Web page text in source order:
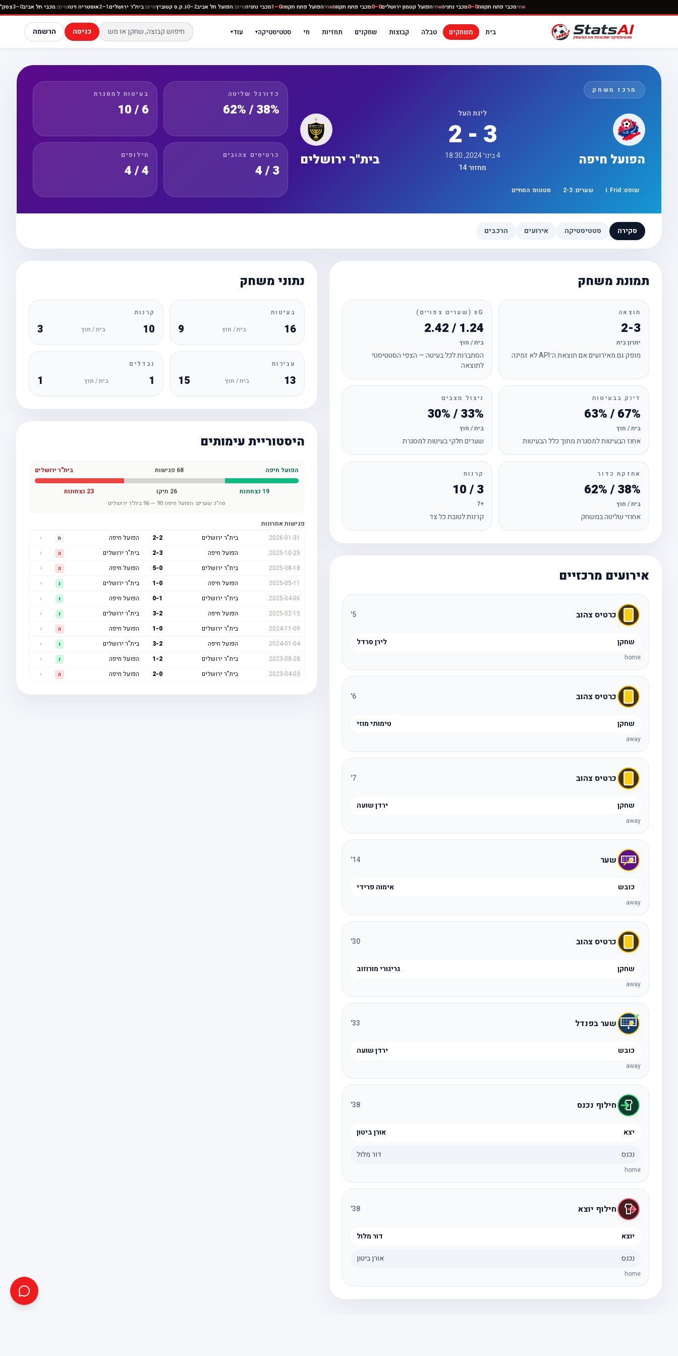
חימכבי פתח תקווה0–0 מכבי נתניה חיהפועל קטמון ירושלים0–0 מכבי פתח תקווה חיהפועל פתח תקווה0–1 מכבי נתניהסיום:הפועל תל אביב2–0 ג.ק.ס קטוביץסיום:בית"ר ירושלים1–2 אוסטריה וינהסיום:מכבי תל אביב
בית משחקים טבלה קבוצות שחקנים תחזיות חי סטטיסטיקה▾ עוד▾ כניסה הרשמה
מרכז משחק
הפועל חיפה
ליגת העל
2 - 3
4 בינו׳ 2024, 18:30
מחזור 14
בית"ר ירושלים
שופט: I. Frid שערים: 2-3 סטטוס: הסתיים
כדורגל שליטה
38% / 62%
בעיטות למסגרת
6 / 10
כרטיסים צהובים
3 / 4
חילופים
4 / 4
סקירה סטטיסטיקה אירועים הרכבים
תמונת משחק
תוצאה
2-3
יתרון בית
מופק גם מאירועים אם תוצאת ה־API לא זמינה
xG (שערים צפויים)
1.24 / 2.42
בית / חוץ
הסתברות לכל בעיטה — הצפי הסטטיסטי
לתוצאה
דיוק בבעיטות
67% / 63%
בית / חוץ
אחוז הבעיטות למסגרת מתוך כלל הבעיטות
ניצול מצבים
33% / 30%
בית / חוץ
שערים חלקי בעיטות למסגרת
אחזקת כדור
38% / 62%
בית / חוץ
אחוזי שליטה במשחק
קרנות
3 / 10
+7
קרנות לטובת כל צד
אירועים מרכזיים
כרטיס צהוב 5
'
שחקן לירן סרדל
home
כרטיס צהוב 6
'
שחקן טימותי מוזי
away
כרטיס צהוב 7
'
שחקן ירדן שועה
away
שער 14
'
כובש אימוה פרידי
away
כרטיס צהוב 30
'
שחקן גריגורי מורוזוב
away
שער בפנדל 33
'
כובש ירדן שועה
away
חילוף נכנס 38
'
יצא אורן ביטון
נכנס דור מלול
home
חילוף יוצא 38
'
יוצא דור מלול
נכנס אורן ביטון
home
נתוני משחק
בעיטות
16 בית / חוץ 9
קרנות
10 בית / חוץ 3
עבירות
13 בית / חוץ 15
נבדלים
1 בית / חוץ 1
היסטוריית עימותים
הפועל חיפה 68 פגישות בית"ר ירושלים
19 נצחונות 26 תיקו 23 נצחונות
סה"כ שערים: הפועל חיפה 90
—
96 בית"ר ירושלים
פגישות אחרונות
2026-01-31
בית"ר ירושלים 2-2 הפועל חיפה ת
›
2025-10-25
הפועל חיפה 2-3 בית"ר ירושלים ה
›
2025-08-18
בית"ר ירושלים 5-0 הפועל חיפה ה
›
2025-05-11
הפועל חיפה 1-0 בית"ר ירושלים נ
›
2025-04-06
בית"ר ירושלים 0-1 הפועל חיפה נ
›
2025-02-15
הפועל חיפה 3-2 בית"ר ירושלים נ
›
2024-11-09
בית"ר ירושלים 1-0 הפועל חיפה ה
›
2024-01-04
הפועל חיפה 3-2 בית"ר ירושלים נ
›
2023-08-28
בית"ר ירושלים 1-2 הפועל חיפה נ
›
2023-04-03
בית"ר ירושלים 2-0 הפועל חיפה ה ›